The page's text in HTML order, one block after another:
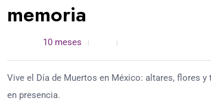
memoria
10 meses
Vive el Día de Muertos en México: altares, flores
en presencia.